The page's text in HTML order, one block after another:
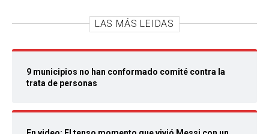
LAS MÁS LEIDAS
9 municipios no han conformado comité contra la
trata de personas